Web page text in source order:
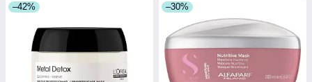
–42% –30%